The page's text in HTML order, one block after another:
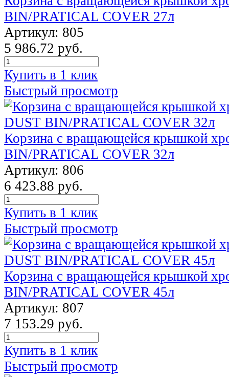
BIN/PRATICAL COVER 27л
Артикул: 805
5 986.72 руб.
Купить в 1 клик
Быстрый просмотр
Корзина с вращающейся крышкой
BIN/PRATICAL COVER 32л
Артикул: 806
6 423.88 руб.
Купить в 1 клик
Быстрый просмотр
Корзина с вращающейся крышкой
BIN/PRATICAL COVER 45л
Артикул: 807
7 153.29 руб.
Купить в 1 клик
Быстрый просмотр